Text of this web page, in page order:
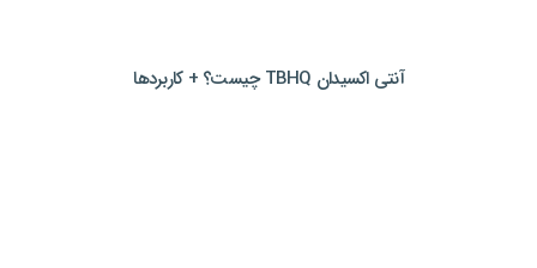
آنتی اکسیدان TBHQ چیست؟ + کاربردها